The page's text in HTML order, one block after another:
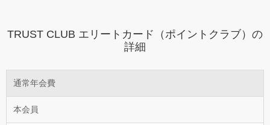
TRUST CLUB エリートカード（ポイントクラブ）の
詳細
通常年会費
本会員